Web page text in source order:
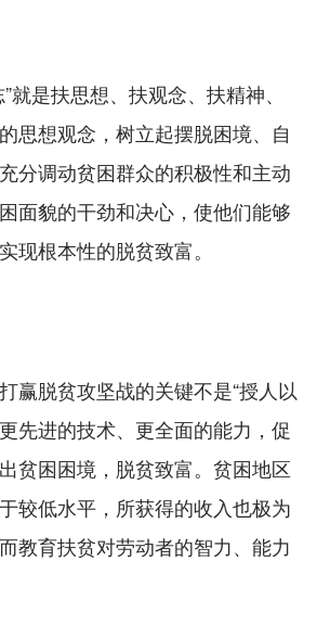
是扶思想、扶观念、扶精神、
思想观念，树立起摆脱困境、自
分调动贫困群众的积极性和主动
面貌的干劲和决心，使他们能够
现根本性的脱贫致富。
脱贫攻坚战的关键不是“授人以
先进的技术、更全面的能力，促
贫困困境，脱贫致富。贫困地区
较低水平，所获得的收入也极为
教育扶贫对劳动者的智力、能力